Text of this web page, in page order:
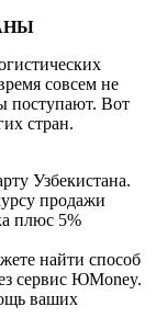
совсем не
поступают. Вот
стран.
Узбекистана.
продажи
плюс 5%
найти способ
сервис ЮMoney.
ваших